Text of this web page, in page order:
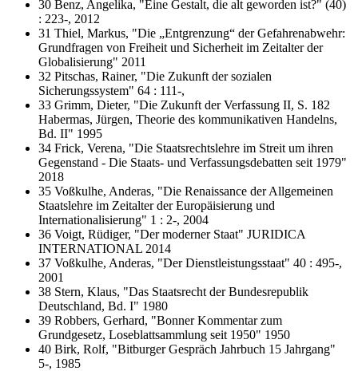
30 Benz, Angelika, "Eine Gestalt, die alt geworden ist?" (40)
: 223-, 2012
31 Thiel, Markus, "Die „Entgrenzung“ der Gefahrenabwehr:
Grundfragen von Freiheit und Sicherheit im Zeitalter der
Globalisierung" 2011
32 Pitschas, Rainer, "Die Zukunft der sozialen
Sicherungssystem" 64 : 111-,
33 Grimm, Dieter, "Die Zukunft der Verfassung II, S. 182
Habermas, Jürgen, Theorie des kommunikativen Handelns,
Bd. II" 1995
34 Frick, Verena, "Die Staatsrechtslehre im Streit um ihren
Gegenstand - Die Staats- und Verfassungsdebatten seit 1979"
2018
35 Voßkulhe, Anderas, "Die Renaissance der Allgemeinen
Staatslehre im Zeitalter der Europäisierung und
Internationalisierung" 1 : 2-, 2004
36 Voigt, Rüdiger, "Der moderner Staat" JURIDICA
INTERNATIONAL 2014
37 Voßkulhe, Anderas, "Der Dienstleistungsstaat" 40 : 495-,
2001
38 Stern, Klaus, "Das Staatsrecht der Bundesrepublik
Deutschland, Bd. I" 1980
39 Robbers, Gerhard, "Bonner Kommentar zum
Grundgesetz, Loseblattsammlung seit 1950" 1950
40 Birk, Rolf, "Bitburger Gespräch Jahrbuch 15 Jahrgang"
5-, 1985